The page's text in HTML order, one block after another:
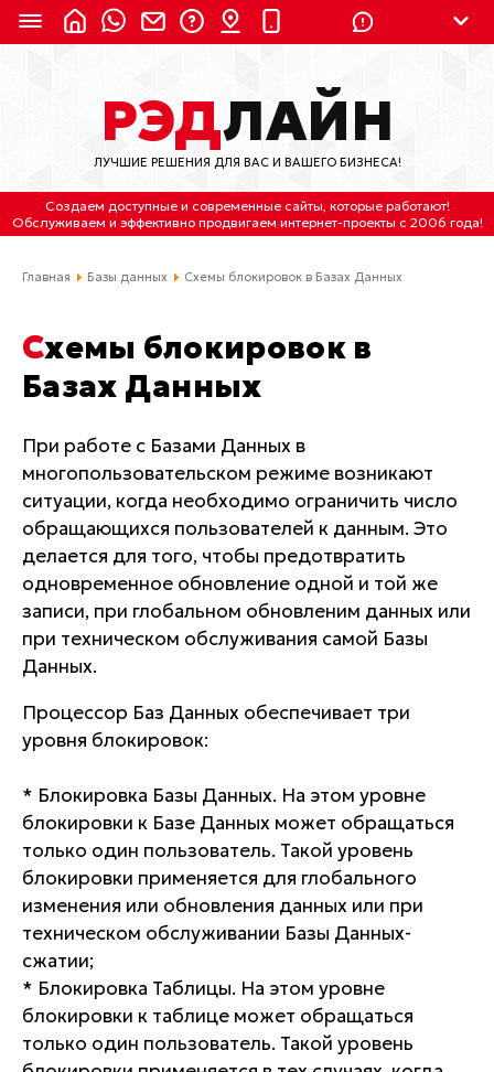
8 (800) 550-9899 (с 2:30 до 11:30 по
Мск)
Бесплатно по России
(4212) 658-653
(4212) 637-673
Отдельный вход \ Левый торец здания
Пн-пт. с 9:30 до 18:30 (по Хбк)
info@lred.ru
Все контакты
РЭДЛАЙН
ЛУЧШИЕ РЕШЕНИЯ ДЛЯ ВАС И ВАШЕГО БИЗНЕСА!
Создаем доступные и современные сайты, которые работают!
Обслуживаем и эффективно продвигаем интернет-проекты с 2006 года!
Главная Базы данных Схемы блокировок в Базах Данных
Схемы блокировок в
Базах Данных
При работе с Базами Данных в
многопользовательском режиме возникают
ситуации, когда необходимо ограничить число
обращающихся пользователей к данным. Это
делается для того, чтобы предотвратить
одновременное обновление одной и той же
записи, при глобальном обновленим данных или
при техническом обслуживания самой Базы
Данных.
Процессор Баз Данных обеспечивает три
уровня блокировок:
* Блокировка Базы Данных. На этом уровне
блокировки к Базе Данных может обращаться
только один пользователь. Такой уровень
блокировки применяется для глобального
изменения или обновления данных или при
техническом обслуживании Базы Данных-
сжатии;
* Блокировка Таблицы. На этом уровне
блокировки к таблице может обращаться
только один пользователь. Такой уровень